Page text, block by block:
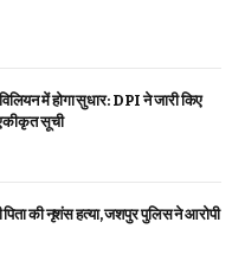
में होगा सुधार: DPI ने जारी किए
सूची
की नृशंस हत्या, जशपुर पुलिस ने आरोपी